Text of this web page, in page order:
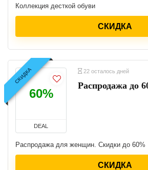
Коллекция десткой обуви
СКИДКА
СКИДКА
60%
DEAL
22 осталось дней
Распродажа до
Распродажа для женщин. Скидки до 60%
СКИДКА